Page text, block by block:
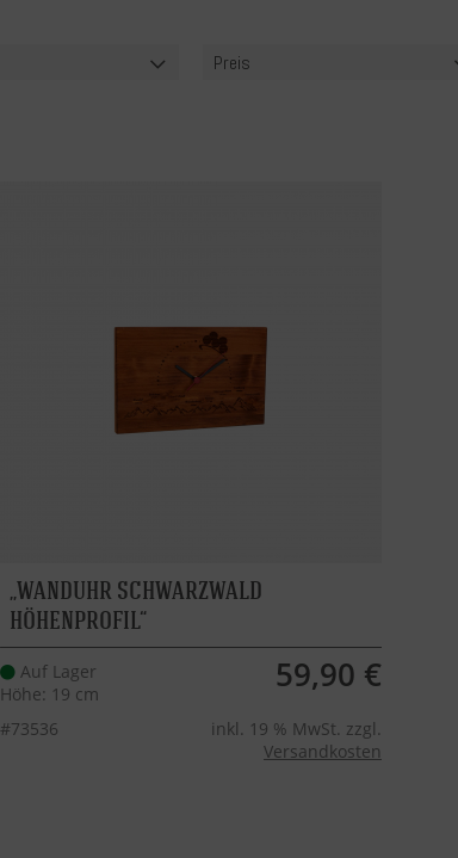
Preis
WANDUHR SCHWARZWALD
HÖHENPROFIL
Auf Lager
Höhe: 19 cm
59,90 €
#73536
inkl. 19 % MwSt. zzgl.
Versandkosten